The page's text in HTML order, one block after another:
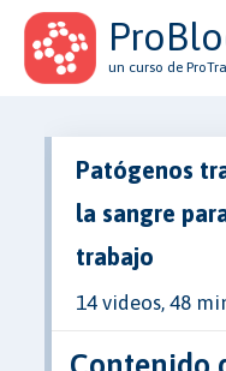
un curso de
Patógenos
la sangre
trabajo
14 videos, 48
Contenido